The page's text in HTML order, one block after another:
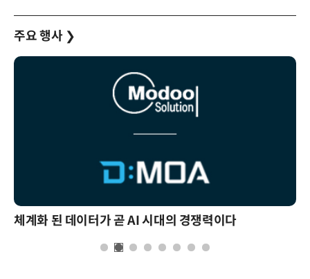
주요 행사 ❯
체계화 된 데이터가 곧 AI 시대의 경쟁력이다